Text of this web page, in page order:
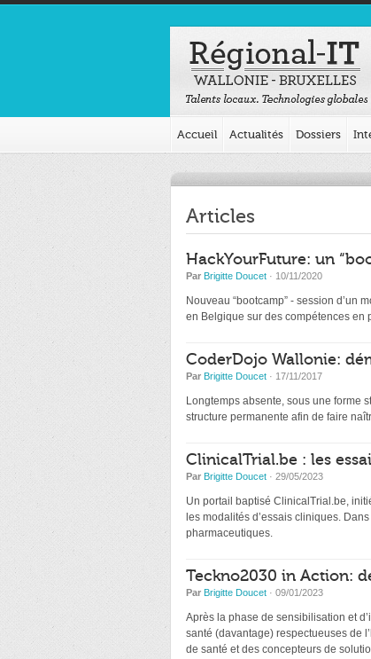
Accueil Actualités Dossiers
Articles
HackYourFuture: un
Par Brigitte Doucet · 10/11/2020
Nouveau “bootcamp” - session
en Belgique sur des compétences en
CoderDojo Wallonie:
Par Brigitte Doucet · 17/11/2017
Longtemps absente, sous une forme
structure permanente afin de faire
ClinicalTrial.be : les
Par Brigitte Doucet · 29/05/2023
Un portail baptisé ClinicalTrial.be,
les modalités d’essais cliniques.
pharmaceutiques.
Teckno2030 in Action:
Par Brigitte Doucet · 09/01/2023
Après la phase de sensibilisation et
santé (davantage) respectueuses de
de santé et des concepteurs de